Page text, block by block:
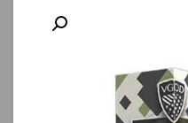
برای فعال شدن سبد خرید و